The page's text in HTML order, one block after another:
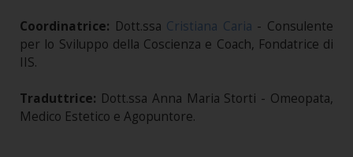
Coordinatrice: Dott.ssa Cristiana Caria - Consulente
per lo Sviluppo della Coscienza e Coach, Fondatrice di
IIS.
Traduttrice: Dott.ssa Anna Maria Storti - Omeopata,
Medico Estetico e Agopuntore.